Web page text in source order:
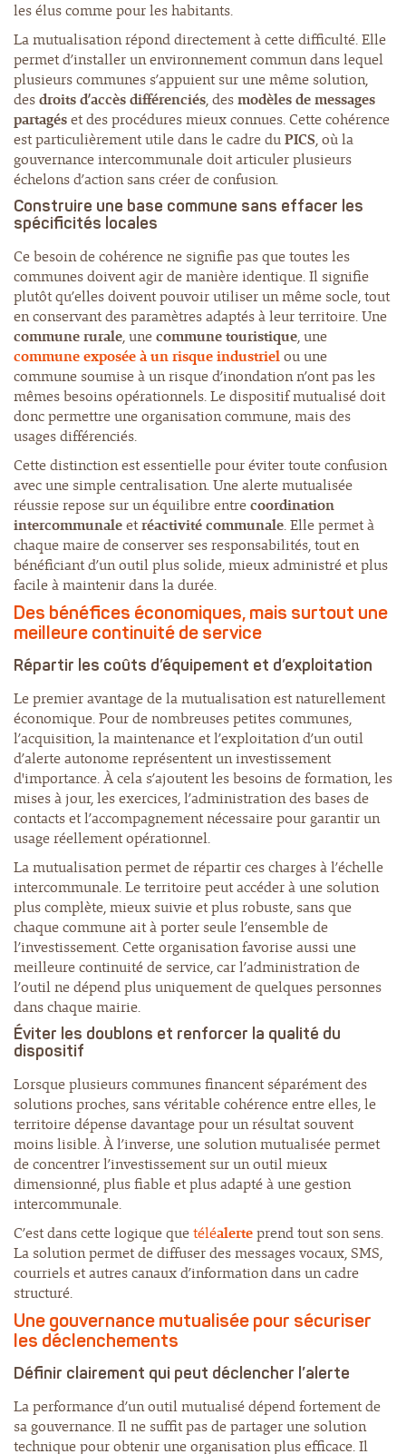
les élus comme pour les habitants.
La mutualisation répond directement à cette difficulté. Elle
permet d’installer un environnement commun dans lequel
plusieurs communes s’appuient sur une même solution,
desdroits d’accès différenciés, desmodèles de messages
partagéset des procédures mieux connues. Cette cohérence
est particulièrement utile dans le cadre duPICS, où la
gouvernance intercommunale doit articuler plusieurs
échelons d’action sans créer de confusion.
Construire une base commune sans effacer les
spécificités locales
Ce besoin de cohérence ne signifie pas que toutes les
communes doivent agir de manière identique. Il signifie
plutôt qu’elles doivent pouvoir utiliser un même socle, tout
en conservant des paramètres adaptés à leur territoire. Une
commune rurale, unecommune touristique, une
commune exposée à un risque industrielou une
commune soumise à un risque d’inondation n’ont pas les
mêmes besoins opérationnels. Le dispositif mutualisé doit
donc permettre une organisation commune, mais des
usages différenciés.
Cette distinction est essentielle pour éviter toute confusion
avec une simple centralisation. Une alerte mutualisée
réussie repose sur un équilibre entrecoordination
intercommunaleetréactivité communale. Elle permet à
chaque maire de conserver ses responsabilités, tout en
bénéficiant d’un outil plus solide, mieux administré et plus
facile à maintenir dans la durée.
Des bénéfices économiques, mais surtout une
meilleure continuité de service
Répartir les coûts d’équipement et d’exploitation
Le premier avantage de la mutualisation est naturellement
économique. Pour de nombreuses petites communes,
l’acquisition, la maintenance et l’exploitation d’un outil
d’alerte autonome représentent un investissement
d'importance. À cela s’ajoutent les besoins de formation, les
mises à jour, les exercices, l’administration des bases de
contacts et l’accompagnement nécessaire pour garantir un
usage réellement opérationnel.
La mutualisation permet de répartir ces charges à l’échelle
intercommunale. Le territoire peut accéder à une solution
plus complète, mieux suivie et plus robuste, sans que
chaque commune ait à porter seule l’ensemble de
l’investissement. Cette organisation favorise aussi une
meilleure continuité de service, car l’administration de
l’outil ne dépend plus uniquement de quelques personnes
dans chaque mairie.
Éviter les doublons et renforcer la qualité du
dispositif
Lorsque plusieurs communes financent séparément des
solutions proches, sans véritable cohérence entre elles, le
territoire dépense davantage pour un résultat souvent
moins lisible. À l’inverse, une solution mutualisée permet
de concentrer l’investissement sur un outil mieux
dimensionné, plus fiable et plus adapté à une gestion
intercommunale.
C’est dans cette logique quetéléalerteprend tout son sens.
La solution permet de diffuser des messages vocaux, SMS,
courriels et autres canaux d’information dans un cadre
structuré.
Une gouvernance mutualisée pour sécuriser
les déclenchements
Définir clairement qui peut déclencher l’alerte
La performance d’un outil mutualisé dépend fortement de
sa gouvernance. Il ne suffit pas de partager une solution
technique pour obtenir une organisation plus efficace. Il